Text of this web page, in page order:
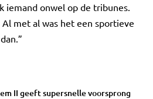
iemand onwel op de tribunes.
met al was het een sportieve
II geeft supersnelle voorsprong